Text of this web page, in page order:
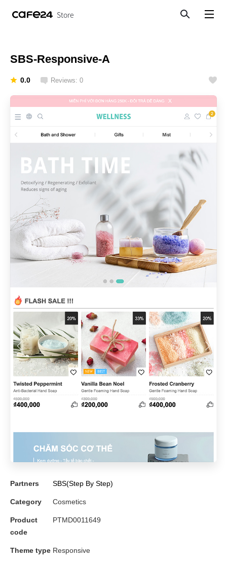
Store
SBS-Responsive-A
0.0 Reviews: 0
Partners SBS(Step By Step)
Category Cosmetics
Product
code
PTMD0011649
Theme type Responsive